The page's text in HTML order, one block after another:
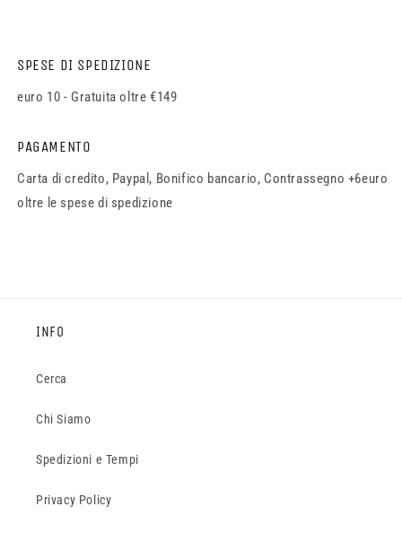
SPESE DI SPEDIZIONE
euro 10 - Gratuita oltre €149
PAGAMENTO
Carta di credito, Paypal, Bonifico bancario, Contrassegno +6euro
oltre le spese di spedizione
INFO
Cerca
Chi Siamo
Spedizioni e Tempi
Privacy Policy